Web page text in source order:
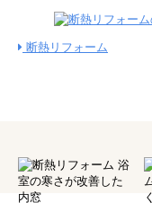
断熱リフォーム